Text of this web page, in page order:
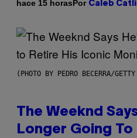
hace 15 horasPor Caleb
(PHOTO BY PEDRO BECERRA/
The Weeknd
Longer Going